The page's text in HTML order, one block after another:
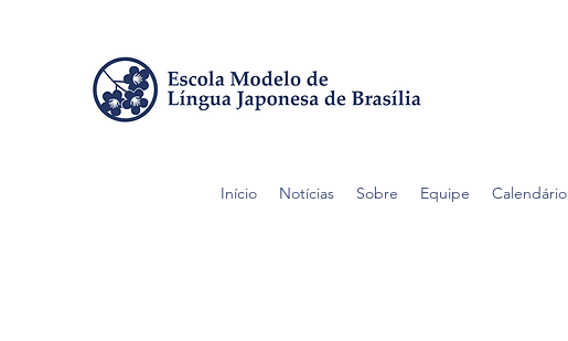
Início Notícias Sobre Equipe Calendário